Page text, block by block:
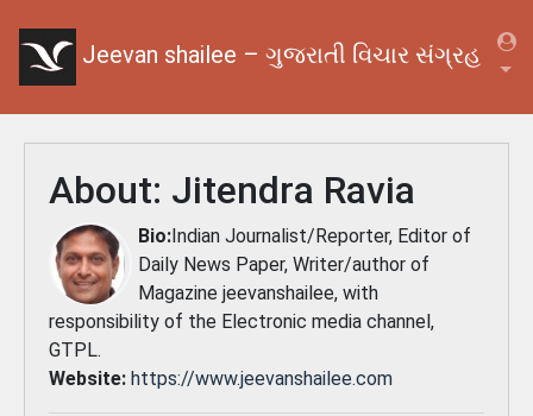
Jeevan shailee – ગુજરાતી વિચાર સંગ્રહ
About: Jitendra Ravia
Bio:Indian Journalist/Reporter, Editor of
Daily News Paper, Writer/author of
Magazine jeevanshailee, with
responsibility of the Electronic media channel,
GTPL.
Website: https://www.jeevanshailee.com